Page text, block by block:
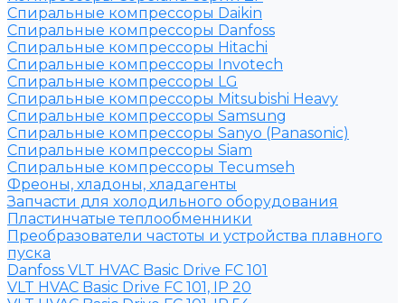
Спиральные компрессоры Daikin
Спиральные компрессоры Danfoss
Спиральные компрессоры Hitachi
Спиральные компрессоры Invotech
Спиральные компрессоры LG
Спиральные компрессоры Mitsubishi Heavy
Спиральные компрессоры Samsung
Спиральные компрессоры Sanyo (Panasonic)
Спиральные компрессоры Siam
Спиральные компрессоры Tecumseh
Фреоны, хладоны, хладагенты
Запчасти для холодильного оборудования
Пластинчатые теплообменники
Преобразователи частоты и устройства плавного
пуска
Danfoss VLT HVAC Basic Drive FC 101
VLT HVAC Basic Drive FC 101, IP 20